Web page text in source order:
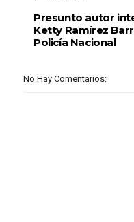
Presunto autor
Ketty Ramírez
Policía Nacional
No Hay Comentarios: